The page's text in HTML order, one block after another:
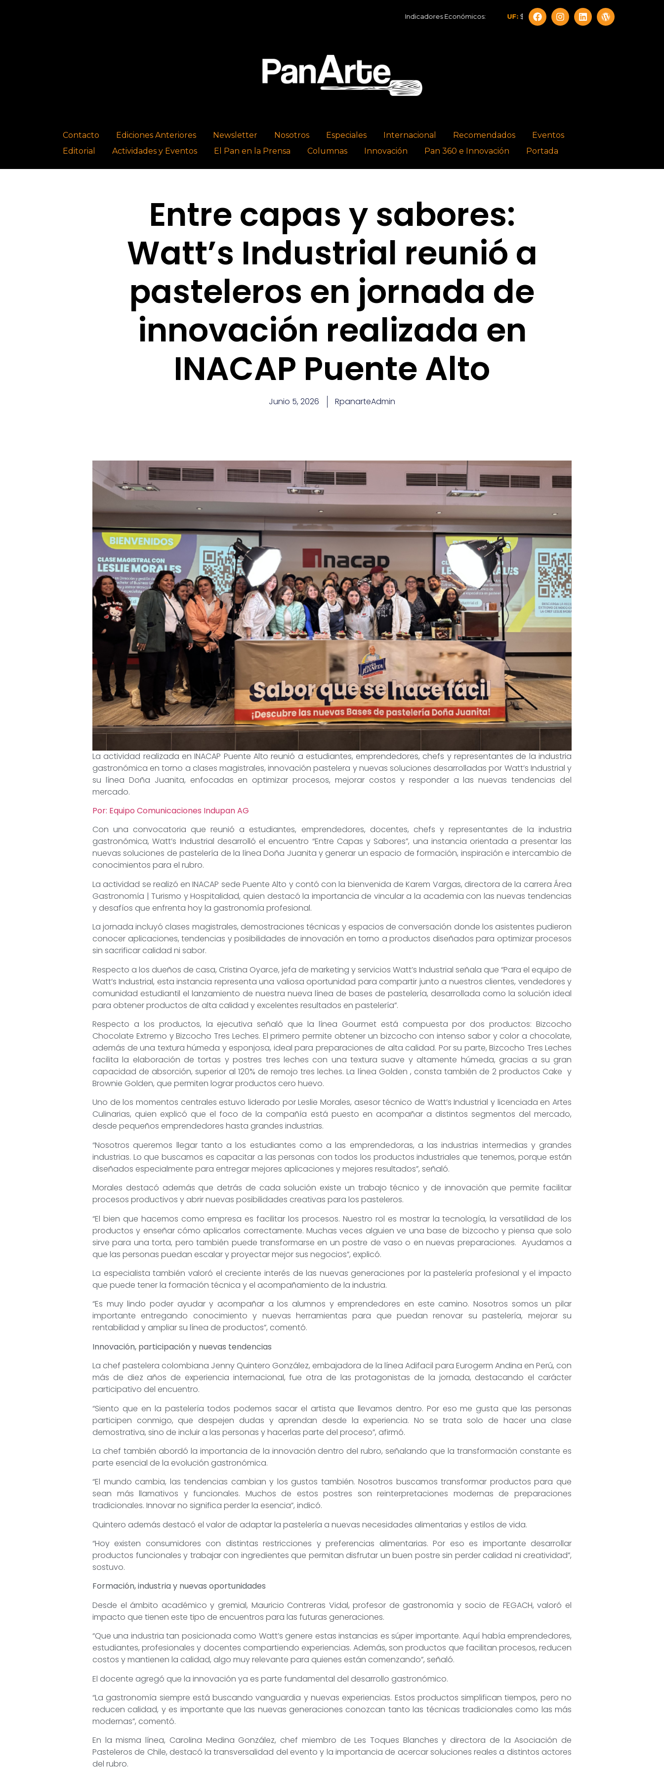
Indicadores Económicos: UF: $40.844,79 Dólar:$914,46
Contacto Ediciones Anteriores Newsletter Nosotros Especiales Internacional Recomendados
Eventos
Editorial
Actividades y Eventos El Pan en la Prensa Columnas Innovación Pan 360 e Innovación Portada
Entre capas y sabores:
Watt’s Industrial reunió a
pasteleros en jornada de
innovación realizada en
INACAP Puente Alto
Junio 5, 2026 RpanarteAdmin
La actividad realizada en INACAP Puente Alto reunió a estudiantes, emprendedores, chefs y representantes de la industria
gastronómica en torno a clases magistrales, innovación pastelera y nuevas soluciones desarrolladas por Watt’s Industrial y
su línea Doña Juanita, enfocadas en optimizar procesos, mejorar costos y responder a las nuevas tendencias del
mercado.
Por: Equipo Comunicaciones Indupan AG
Con una convocatoria que reunió a estudiantes, emprendedores, docentes, chefs y representantes de la industria
gastronómica, Watt’s Industrial desarrolló el encuentro “Entre Capas y Sabores”, una instancia orientada a presentar las
nuevas soluciones de pastelería de la línea Doña Juanita y generar un espacio de formación, inspiración e intercambio de
conocimientos para el rubro.
La actividad se realizó en INACAP sede Puente Alto y contó con la bienvenida de Karem Vargas, directora de la carrera Área
Gastronomía | Turismo y Hospitalidad, quien destacó la importancia de vincular a la academia con las nuevas tendencias
y desafíos que enfrenta hoy la gastronomía profesional.
La jornada incluyó clases magistrales, demostraciones técnicas y espacios de conversación donde los asistentes pudieron
conocer aplicaciones, tendencias y posibilidades de innovación en torno a productos diseñados para optimizar procesos
sin sacrificar calidad ni sabor.
Respecto a los dueños de casa, Cristina Oyarce, jefa de marketing y servicios Watt’s Industrial señala que “Para el equipo de
Watt’s Industrial, esta instancia representa una valiosa oportunidad para compartir junto a nuestros clientes, vendedores y
comunidad estudiantil el lanzamiento de nuestra nueva línea de bases de pastelería, desarrollada como la solución ideal
para obtener productos de alta calidad y excelentes resultados en pastelería”.
Respecto a los productos, la ejecutiva señaló que la línea Gourmet está compuesta por dos productos: Bizcocho
Chocolate Extremo y Bizcocho Tres Leches. El primero permite obtener un bizcocho con intenso sabor y color a chocolate,
además de una textura húmeda y esponjosa, ideal para preparaciones de alta calidad. Por su parte, Bizcocho Tres Leches
facilita la elaboración de tortas y postres tres leches con una textura suave y altamente húmeda, gracias a su gran
capacidad de absorción, superior al 120% de remojo tres leches. La línea Golden , consta también de 2 productos Cake y
Brownie Golden, que permiten lograr productos cero huevo.
Uno de los momentos centrales estuvo liderado por Leslie Morales, asesor técnico de Watt’s Industrial y licenciada en Artes
Culinarias, quien explicó que el foco de la compañía está puesto en acompañar a distintos segmentos del mercado,
desde pequeños emprendedores hasta grandes industrias.
“Nosotros queremos llegar tanto a los estudiantes como a las emprendedoras, a las industrias intermedias y grandes
industrias. Lo que buscamos es capacitar a las personas con todos los productos industriales que tenemos, porque están
diseñados especialmente para entregar mejores aplicaciones y mejores resultados”, señaló.
Morales destacó además que detrás de cada solución existe un trabajo técnico y de innovación que permite facilitar
procesos productivos y abrir nuevas posibilidades creativas para los pasteleros.
“El bien que hacemos como empresa es facilitar los procesos. Nuestro rol es mostrar la tecnología, la versatilidad de los
productos y enseñar cómo aplicarlos correctamente. Muchas veces alguien ve una base de bizcocho y piensa que solo
sirve para una torta, pero también puede transformarse en un postre de vaso o en nuevas preparaciones. Ayudamos a
que las personas puedan escalar y proyectar mejor sus negocios”, explicó.
La especialista también valoró el creciente interés de las nuevas generaciones por la pastelería profesional y el impacto
que puede tener la formación técnica y el acompañamiento de la industria.
“Es muy lindo poder ayudar y acompañar a los alumnos y emprendedores en este camino. Nosotros somos un pilar
importante entregando conocimiento y nuevas herramientas para que puedan renovar su pastelería, mejorar su
rentabilidad y ampliar su línea de productos”, comentó.
Innovación, participación y nuevas tendencias
La chef pastelera colombiana Jenny Quintero González, embajadora de la línea Adifacil para Eurogerm Andina en Perú, con
más de diez años de experiencia internacional, fue otra de las protagonistas de la jornada, destacando el carácter
participativo del encuentro.
“Siento que en la pastelería todos podemos sacar el artista que llevamos dentro. Por eso me gusta que las personas
participen conmigo, que despejen dudas y aprendan desde la experiencia. No se trata solo de hacer una clase
demostrativa, sino de incluir a las personas y hacerlas parte del proceso”, afirmó.
La chef también abordó la importancia de la innovación dentro del rubro, señalando que la transformación constante es
parte esencial de la evolución gastronómica.
“El mundo cambia, las tendencias cambian y los gustos también. Nosotros buscamos transformar productos para que
sean más llamativos y funcionales. Muchos de estos postres son reinterpretaciones modernas de preparaciones
tradicionales. Innovar no significa perder la esencia”, indicó.
Quintero además destacó el valor de adaptar la pastelería a nuevas necesidades alimentarias y estilos de vida.
“Hoy existen consumidores con distintas restricciones y preferencias alimentarias. Por eso es importante desarrollar
productos funcionales y trabajar con ingredientes que permitan disfrutar un buen postre sin perder calidad ni creatividad”,
sostuvo.
Formación, industria y nuevas oportunidades
Desde el ámbito académico y gremial, Mauricio Contreras Vidal, profesor de gastronomía y socio de FEGACH, valoró el
impacto que tienen este tipo de encuentros para las futuras generaciones.
“Que una industria tan posicionada como Watt’s genere estas instancias es súper importante. Aquí había emprendedores,
estudiantes, profesionales y docentes compartiendo experiencias. Además, son productos que facilitan procesos, reducen
costos y mantienen la calidad, algo muy relevante para quienes están comenzando”, señaló.
El docente agregó que la innovación ya es parte fundamental del desarrollo gastronómico.
“La gastronomía siempre está buscando vanguardia y nuevas experiencias. Estos productos simplifican tiempos, pero no
reducen calidad, y es importante que las nuevas generaciones conozcan tanto las técnicas tradicionales como las más
modernas”, comentó.
En la misma línea, Carolina Medina González, chef miembro de Les Toques Blanches y directora de la Asociación de
Pasteleros de Chile, destacó la transversalidad del evento y la importancia de acercar soluciones reales a distintos actores
del rubro.